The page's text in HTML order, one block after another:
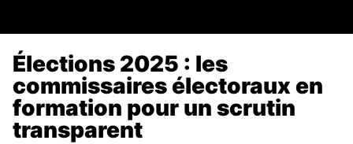
Élections 2025 : les
commissaires électoraux en
formation pour un scrutin
transparent